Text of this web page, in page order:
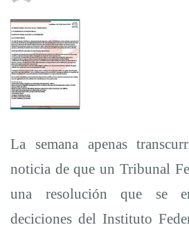
Cimtra
y
el
Congreso
Ciudadano
La semana apenas
noticia de que un Tribunal
una resolución que se
deciciones del Instituto